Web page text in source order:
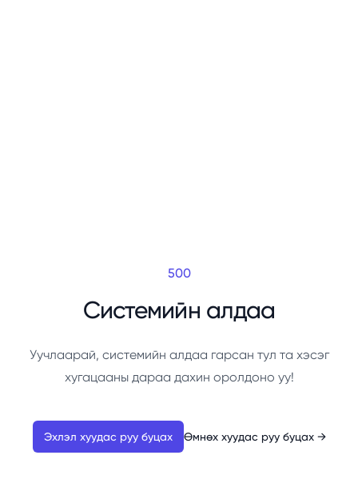
500
Системийн алдаа
Уучлаарай, системийн алдаа гарсан тул та хэсэг
хугацааны дараа дахин оролдоно уу!
Эхлэл хуудас руу буцах Өмнөх хуудас руу буцах →